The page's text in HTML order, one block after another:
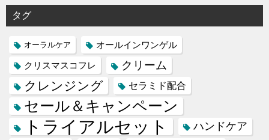
タグ
オーラルケア
オールインワンゲル
クリスマスコフレ
クリーム
クレンジング セラミド配合
セール＆キャンペーン
トライアルセット
ハンドケア